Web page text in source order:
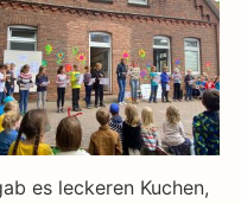
es leckeren Kuchen,